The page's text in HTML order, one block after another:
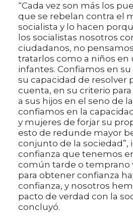
“Cada vez son más los
que se rebelan contra el
socialista y lo hacen
los socialistas nosotros
ciudadanos, no
tratarlos como a niños en
infantes. Confiamos en
su capacidad de resolver
cuenta, en su criterio
a sus hijos en el seno de
confiamos en la
y mujeres de forjar su
esto de redunde mayor
conjunto de la sociedad”,
confianza que tenemos
común tarde o temprano
para obtener confianza
confianza, y nosotros
pacto de verdad con la
concluyó.